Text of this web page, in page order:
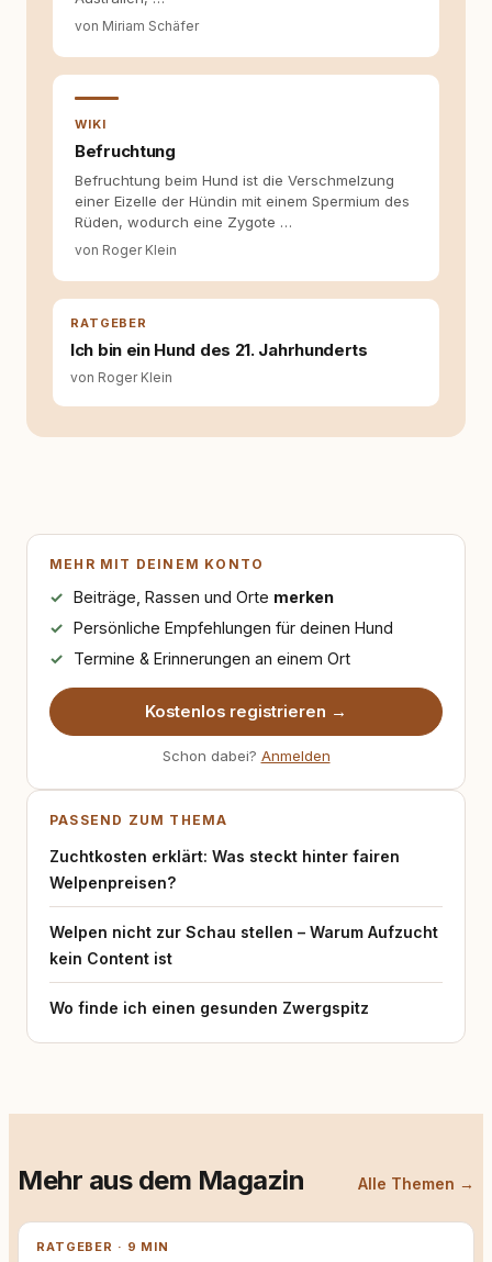
von Miriam Schäfer
WIKI
Befruchtung
Befruchtung beim Hund ist die Verschmelzung
einer Eizelle der Hündin mit einem Spermium des
Rüden, wodurch eine Zygote …
von Roger Klein
RATGEBER
Ich bin ein Hund des 21. Jahrhunderts
von Roger Klein
MEHR MIT DEINEM KONTO
Beiträge, Rassen und Orte merken
Persönliche Empfehlungen für deinen Hund
Termine & Erinnerungen an einem Ort
Kostenlos registrieren →
Schon dabei? Anmelden
PASSEND ZUM THEMA
Zuchtkosten erklärt: Was steckt hinter fairen
Welpenpreisen?
Welpen nicht zur Schau stellen – Warum Aufzucht
kein Content ist
Wo finde ich einen gesunden Zwergspitz
Mehr aus dem Magazin Alle Themen →
RATGEBER · 9 MIN